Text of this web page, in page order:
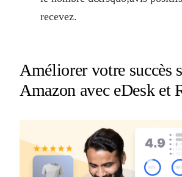
recevez.
Améliorer votre succès
Amazon avec eDesk et